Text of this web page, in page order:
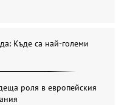
Къде са най-големи
роля в европейския